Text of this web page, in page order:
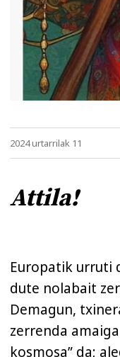
2024 urtarrilak 11
Attila!
Europatik urruti
dute nolabait
Demagun,
zerrenda
kosmosa” da;